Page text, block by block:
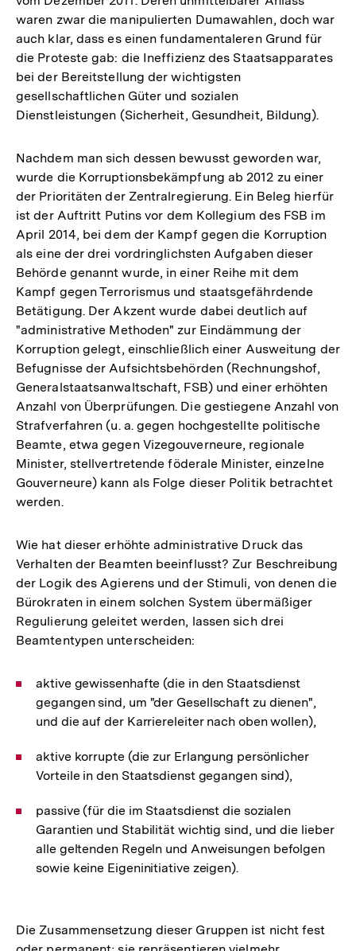
waren zwar die manipulierten Dumawahlen, doch war
auch klar, dass es einen fundamentaleren Grund für
die Proteste gab: die Ineffizienz des Staatsapparates
bei der Bereitstellung der wichtigsten
gesellschaftlichen Güter und sozialen
Dienstleistungen (Sicherheit, Gesundheit, Bildung).
Nachdem man sich dessen bewusst geworden war,
wurde die Korruptionsbekämpfung ab 2012 zu einer
der Prioritäten der Zentralregierung. Ein Beleg hierfür
ist der Auftritt Putins vor dem Kollegium des FSB im
April 2014, bei dem der Kampf gegen die Korruption
als eine der drei vordringlichsten Aufgaben dieser
Behörde genannt wurde, in einer Reihe mit dem
Kampf gegen Terrorismus und staatsgefährdende
Betätigung. Der Akzent wurde dabei deutlich auf
"administrative Methoden" zur Eindämmung der
Korruption gelegt, einschließlich einer Ausweitung der
Befugnisse der Aufsichtsbehörden (Rechnungshof,
Generalstaatsanwaltschaft, FSB) und einer erhöhten
Anzahl von Überprüfungen. Die gestiegene Anzahl von
Strafverfahren (u. a. gegen hochgestellte politische
Beamte, etwa gegen Vizegouverneure, regionale
Minister, stellvertretende föderale Minister, einzelne
Gouverneure) kann als Folge dieser Politik betrachtet
werden.
Wie hat dieser erhöhte administrative Druck das
Verhalten der Beamten beeinflusst? Zur Beschreibung
der Logik des Agierens und der Stimuli, von denen die
Bürokraten in einem solchen System übermäßiger
Regulierung geleitet werden, lassen sich drei
Beamtentypen unterscheiden:
aktive gewissenhafte (die in den Staatsdienst
gegangen sind, um "der Gesellschaft zu dienen",
und die auf der Karriereleiter nach oben wollen),
aktive korrupte (die zur Erlangung persönlicher
Vorteile in den Staatsdienst gegangen sind),
passive (für die im Staatsdienst die sozialen
Garantien und Stabilität wichtig sind, und die lieber
alle geltenden Regeln und Anweisungen befolgen
sowie keine Eigeninitiative zeigen).
Die Zusammensetzung dieser Gruppen ist nicht fest